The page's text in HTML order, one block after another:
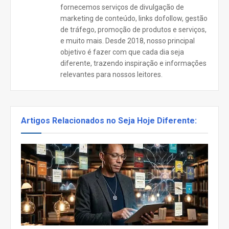
fornecemos serviços de divulgação de
marketing de conteúdo, links dofollow, gestão
de tráfego, promoção de produtos e serviços,
e muito mais. Desde 2018, nosso principal
objetivo é fazer com que cada dia seja
diferente, trazendo inspiração e informações
relevantes para nossos leitores.
Artigos Relacionados no Seja Hoje Diferente: